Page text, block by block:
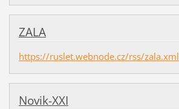
ZALA
https://ruslet.webnode.cz/rss/zala.xml
Novik-XXI